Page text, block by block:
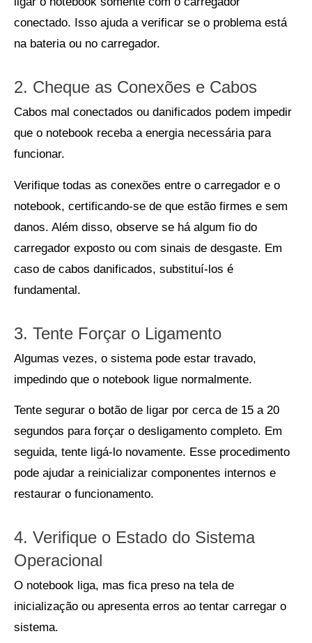
conectado. Isso ajuda a verificar se o problema está
na bateria ou no carregador.
2. Cheque as Conexões e Cabos
Cabos mal conectados ou danificados podem impedir
que o notebook receba a energia necessária para
funcionar.
Verifique todas as conexões entre o carregador e o
notebook, certificando-se de que estão firmes e sem
danos. Além disso, observe se há algum fio do
carregador exposto ou com sinais de desgaste. Em
caso de cabos danificados, substituí-los é
fundamental.
3. Tente Forçar o Ligamento
Algumas vezes, o sistema pode estar travado,
impedindo que o notebook ligue normalmente.
Tente segurar o botão de ligar por cerca de 15 a 20
segundos para forçar o desligamento completo. Em
seguida, tente ligá-lo novamente. Esse procedimento
pode ajudar a reinicializar componentes internos e
restaurar o funcionamento.
4. Verifique o Estado do Sistema
Operacional
O notebook liga, mas fica preso na tela de
inicialização ou apresenta erros ao tentar carregar o
sistema.